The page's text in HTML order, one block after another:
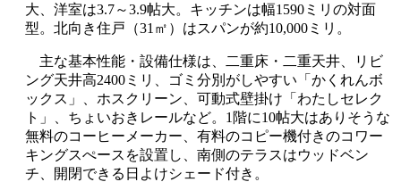
大、洋室は3.7～3.9帖大。キッチンは幅1590ミリの対面
型。北向き住戸（31㎡）はスパンが約10,000ミリ。
主な基本性能・設備仕様は、二重床・二重天井、リビ
ング天井高2400ミリ、ゴミ分別がしやすい「かくれんボ
ックス」、ホスクリーン、可動式壁掛け「わたしセレク
ト」、ちょいおきレールなど。1階に10帖大はありそうな
無料のコーヒーメーカー、有料のコピー機付きのコワー
キングスぺースを設置し、南側のテラスはウッドベン
チ、開閉できる日よけシェード付き。